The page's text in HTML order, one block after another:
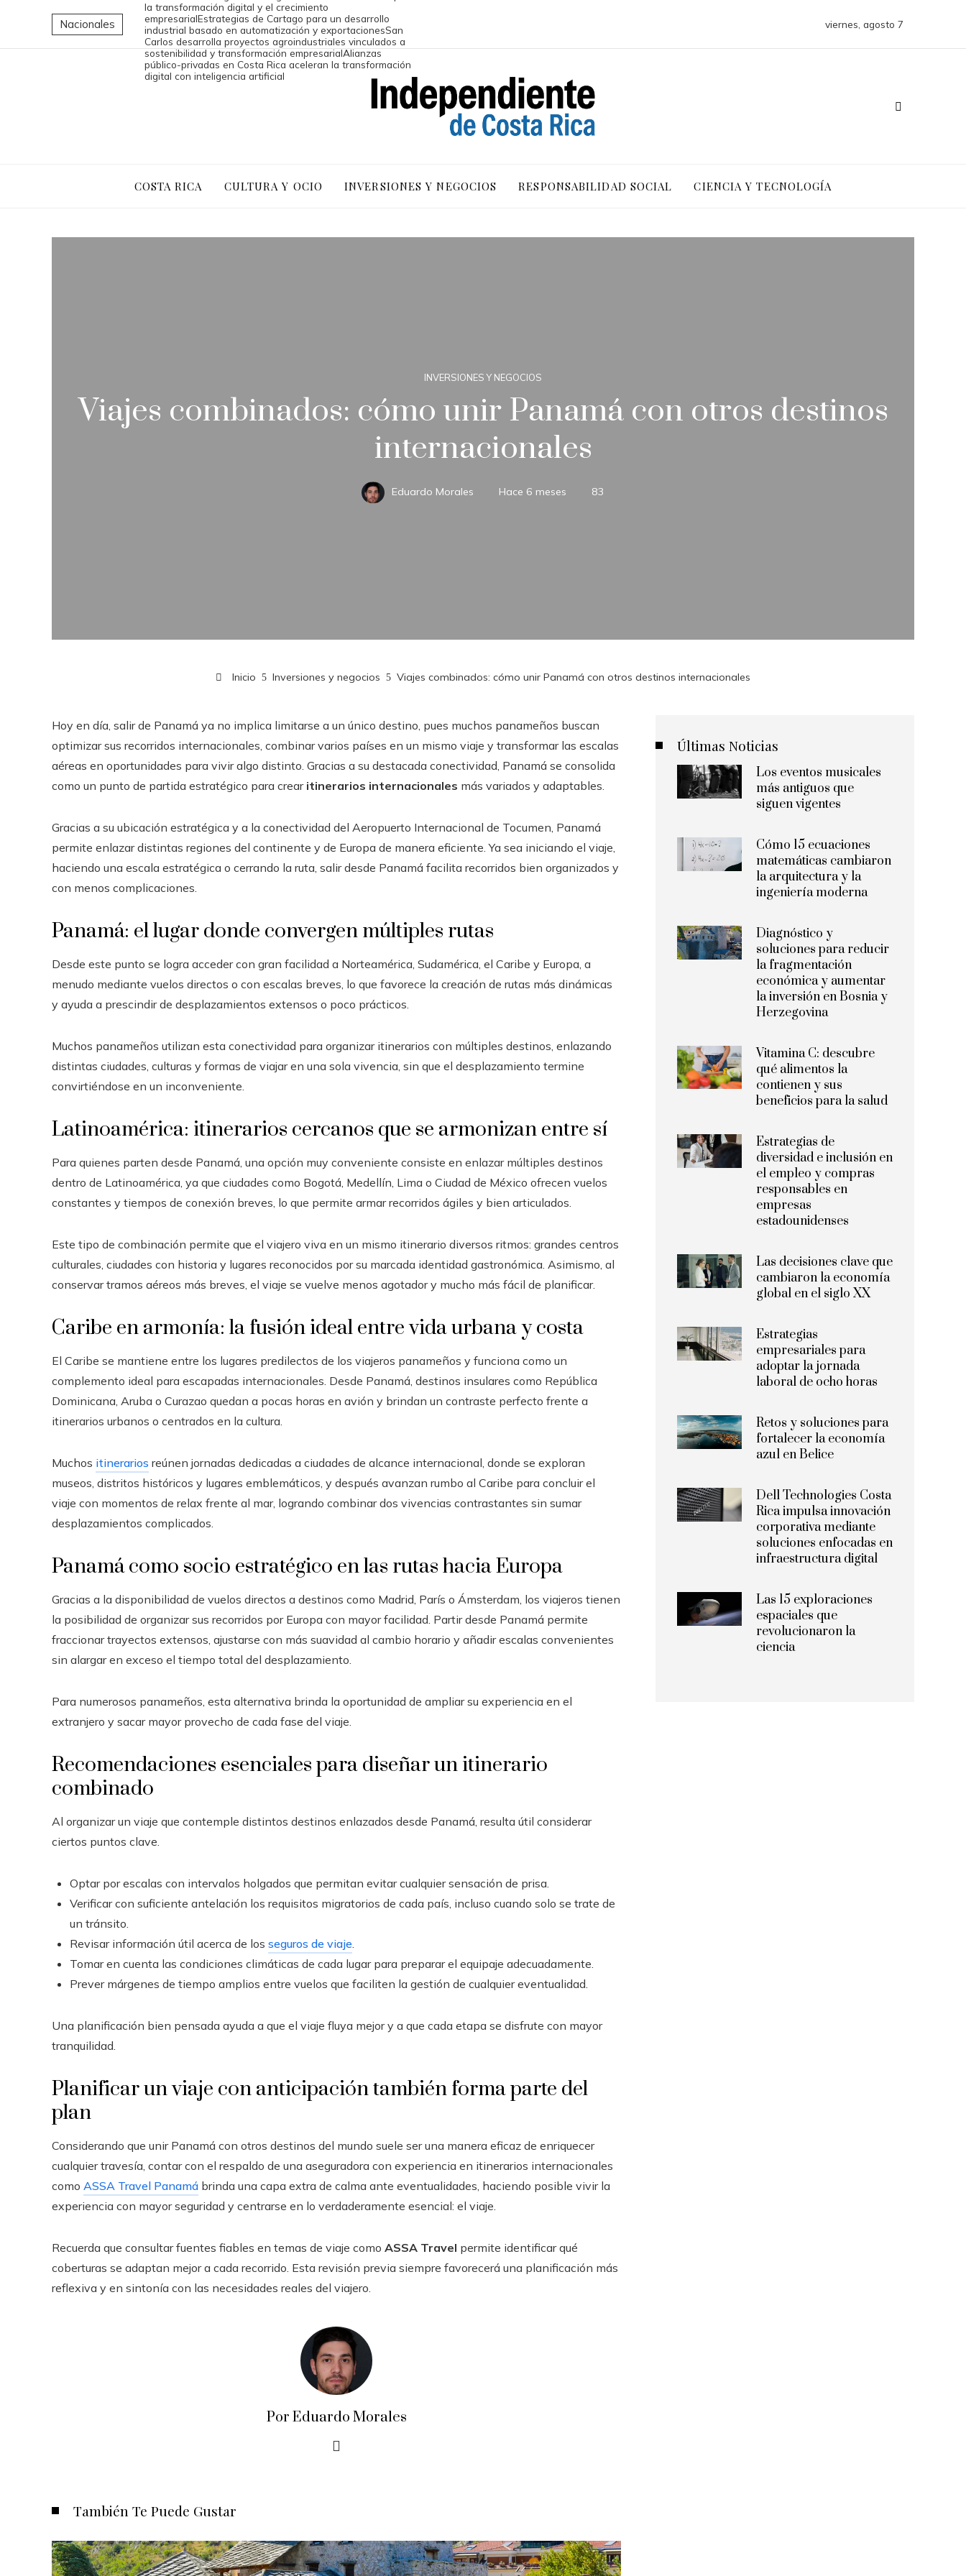
Nacionales
la transformación digital y el crecimiento
empresarialEstrategias de Cartago para un desarrollo
industrial basado en automatización y exportacionesSan
Carlos desarrolla proyectos agroindustriales vinculados a
sostenibilidad y transformación empresarialAlianzas
público-privadas en Costa Rica aceleran la transformación
digital con inteligencia artificial
viernes, agosto 7
COSTA RICA CULTURA Y OCIO INVERSIONES Y NEGOCIOS RESPONSABILIDAD SOCIAL CIENCIA Y TECNOLOGÍA
INVERSIONES Y NEGOCIOS
Viajes combinados: cómo unir Panamá con otros destinos
internacionales
Eduardo Morales Hace 6 meses 83
Inicio Inversiones y negocios Viajes combinados: cómo unir Panamá con otros destinos internacionales
Hoy en día, salir de Panamá ya no implica limitarse a un único destino, pues muchos panameños buscan
optimizar sus recorridos internacionales, combinar varios países en un mismo viaje y transformar las escalas
aéreas en oportunidades para vivir algo distinto. Gracias a su destacada conectividad, Panamá se consolida
como un punto de partida estratégico para crear itinerarios internacionales más variados y adaptables.
Gracias a su ubicación estratégica y a la conectividad del Aeropuerto Internacional de Tocumen, Panamá
permite enlazar distintas regiones del continente y de Europa de manera eficiente. Ya sea iniciando el viaje,
haciendo una escala estratégica o cerrando la ruta, salir desde Panamá facilita recorridos bien organizados y
con menos complicaciones.
Panamá: el lugar donde convergen múltiples rutas
Desde este punto se logra acceder con gran facilidad a Norteamérica, Sudamérica, el Caribe y Europa, a
menudo mediante vuelos directos o con escalas breves, lo que favorece la creación de rutas más dinámicas
y ayuda a prescindir de desplazamientos extensos o poco prácticos.
Muchos panameños utilizan esta conectividad para organizar itinerarios con múltiples destinos, enlazando
distintas ciudades, culturas y formas de viajar en una sola vivencia, sin que el desplazamiento termine
convirtiéndose en un inconveniente.
Latinoamérica: itinerarios cercanos que se armonizan entre sí
Para quienes parten desde Panamá, una opción muy conveniente consiste en enlazar múltiples destinos
dentro de Latinoamérica, ya que ciudades como Bogotá, Medellín, Lima o Ciudad de México ofrecen vuelos
constantes y tiempos de conexión breves, lo que permite armar recorridos ágiles y bien articulados.
Este tipo de combinación permite que el viajero viva en un mismo itinerario diversos ritmos: grandes centros
culturales, ciudades con historia y lugares reconocidos por su marcada identidad gastronómica. Asimismo, al
conservar tramos aéreos más breves, el viaje se vuelve menos agotador y mucho más fácil de planificar.
Caribe en armonía: la fusión ideal entre vida urbana y costa
El Caribe se mantiene entre los lugares predilectos de los viajeros panameños y funciona como un
complemento ideal para escapadas internacionales. Desde Panamá, destinos insulares como República
Dominicana, Aruba o Curazao quedan a pocas horas en avión y brindan un contraste perfecto frente a
itinerarios urbanos o centrados en la cultura.
Muchos itinerarios reúnen jornadas dedicadas a ciudades de alcance internacional, donde se exploran
museos, distritos históricos y lugares emblemáticos, y después avanzan rumbo al Caribe para concluir el
viaje con momentos de relax frente al mar, logrando combinar dos vivencias contrastantes sin sumar
desplazamientos complicados.
Panamá como socio estratégico en las rutas hacia Europa
Gracias a la disponibilidad de vuelos directos a destinos como Madrid, París o Ámsterdam, los viajeros tienen
la posibilidad de organizar sus recorridos por Europa con mayor facilidad. Partir desde Panamá permite
fraccionar trayectos extensos, ajustarse con más suavidad al cambio horario y añadir escalas convenientes
sin alargar en exceso el tiempo total del desplazamiento.
Para numerosos panameños, esta alternativa brinda la oportunidad de ampliar su experiencia en el
extranjero y sacar mayor provecho de cada fase del viaje.
Recomendaciones esenciales para diseñar un itinerario
combinado
Al organizar un viaje que contemple distintos destinos enlazados desde Panamá, resulta útil considerar
ciertos puntos clave.
Optar por escalas con intervalos holgados que permitan evitar cualquier sensación de prisa.
Verificar con suficiente antelación los requisitos migratorios de cada país, incluso cuando solo se trate de
un tránsito.
Revisar información útil acerca de los seguros de viaje.
Tomar en cuenta las condiciones climáticas de cada lugar para preparar el equipaje adecuadamente.
Prever márgenes de tiempo amplios entre vuelos que faciliten la gestión de cualquier eventualidad.
Una planificación bien pensada ayuda a que el viaje fluya mejor y a que cada etapa se disfrute con mayor
tranquilidad.
Planificar un viaje con anticipación también forma parte del
plan
Considerando que unir Panamá con otros destinos del mundo suele ser una manera eficaz de enriquecer
cualquier travesía, contar con el respaldo de una aseguradora con experiencia en itinerarios internacionales
como ASSA Travel Panamá brinda una capa extra de calma ante eventualidades, haciendo posible vivir la
experiencia con mayor seguridad y centrarse en lo verdaderamente esencial: el viaje.
Recuerda que consultar fuentes fiables en temas de viaje como ASSA Travel permite identificar qué
coberturas se adaptan mejor a cada recorrido. Esta revisión previa siempre favorecerá una planificación más
reflexiva y en sintonía con las necesidades reales del viajero.
Por Eduardo Morales
También Te Puede Gustar
Últimas Noticias
Los eventos musicales
más antiguos que
siguen vigentes
Cómo 15 ecuaciones
matemáticas cambiaron
la arquitectura y la
ingeniería moderna
Diagnóstico y
soluciones para reducir
la fragmentación
económica y aumentar
la inversión en Bosnia y
Herzegovina
Vitamina C: descubre
qué alimentos la
contienen y sus
beneficios para la salud
Estrategias de
diversidad e inclusión en
el empleo y compras
responsables en
empresas
estadounidenses
Las decisiones clave que
cambiaron la economía
global en el siglo XX
Estrategias
empresariales para
adoptar la jornada
laboral de ocho horas
Retos y soluciones para
fortalecer la economía
azul en Belice
Dell Technologies Costa
Rica impulsa innovación
corporativa mediante
soluciones enfocadas en
infraestructura digital
Las 15 exploraciones
espaciales que
revolucionaron la
ciencia